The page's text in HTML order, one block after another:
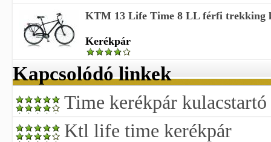
KTM 13 Life Time 8 LL férfi trekking
Kerékpár
Kapcsolódó linkek
Time kerékpár
Ktl life time kerékpár